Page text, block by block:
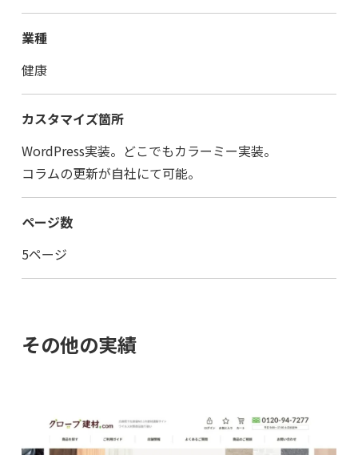
業種
健康
カスタマイズ箇所
WordPress実装。どこでもカラーミー実装。
コラムの更新が自社にて可能。
ページ数
5ページ
その他の実績